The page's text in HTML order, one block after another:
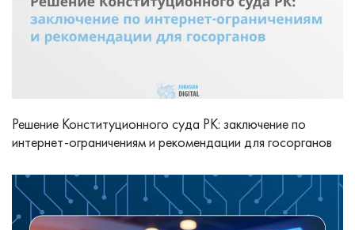
Решение Конституционного суда РК: заключение по
интернет-ограничениям и рекомендации для госорганов